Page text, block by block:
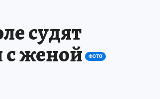
судят
женой ФОТО